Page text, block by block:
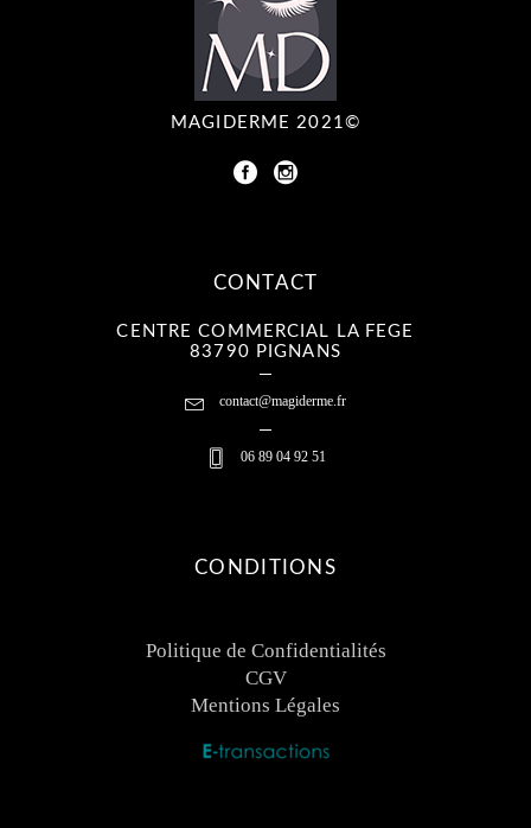
MAGIDERME 2021©
CONTACT
CENTRE COMMERCIAL LA FEGE
83790 PIGNANS
contact@magiderme.fr
06 89 04 92 51
CONDITIONS
Politique de Confidentialités
CGV
Mentions Légales